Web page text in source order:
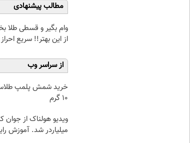
مطالب پیشنهادی
وام بگیر و قسطی طلا
از این بهتر!! سریع
از سراسر وب
۱۰ گرم
ویدیو هولناک از جوان
میلیاردر شد. آموزش